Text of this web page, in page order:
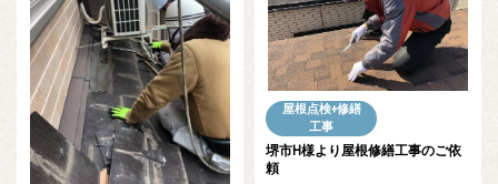
屋根点検+修繕
工事
堺市H様より屋根修繕工事のご依
頼